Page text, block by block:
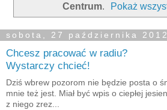
Centrum. Pokaż
sobota, 27 października 2012
Chcesz pracować w radiu?
Wystarczy chcieć!
Dziś wbrew pozorom nie będzie posta o
mnie też jest. Miał być wpis o ciepłej
z niego zrez...